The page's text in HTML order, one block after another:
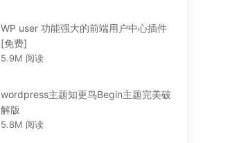
WP user 功能强大的前端用户中心插件
[免费]
5.9M 阅读
wordpress主题知更鸟Begin主题完美破
解版
5.8M 阅读